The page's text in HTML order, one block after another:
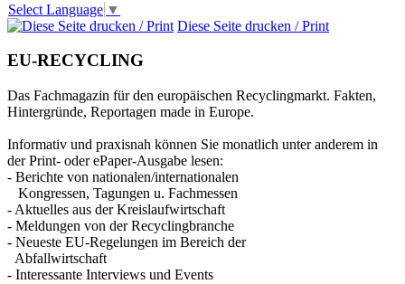
Select Language ▼
Diese Seite drucken / Print
EU-RECYCLING
Das Fachmagazin für den europäischen Recyclingmarkt. Fakten,
Hintergründe, Reportagen made in Europe.
Informativ und praxisnah können Sie monatlich unter anderem in
der Print- oder ePaper-Ausgabe lesen:
- Berichte von nationalen/internationalen
Kongressen, Tagungen u. Fachmessen
- Aktuelles aus der Kreislaufwirtschaft
- Meldungen von der Recyclingbranche
- Neueste EU-Regelungen im Bereich der
Abfallwirtschaft
- Interessante Interviews und Events